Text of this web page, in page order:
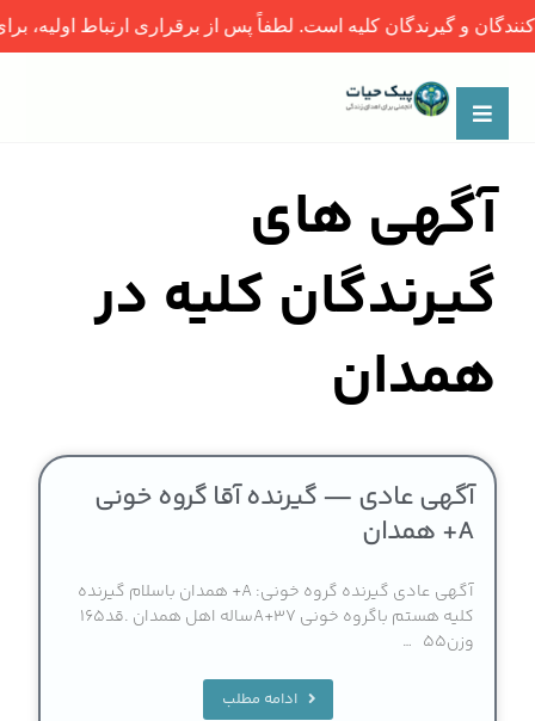
آگهی های
گیرندگان کلیه در
همدان
آگهی عادی — گیرنده آقا گروه خونی
A+ همدان
آگهی عادی گیرنده گروه خونی: A+ همدان باسلام گیرنده
کلیه هستم باگروه خونی A+۳۷ساله اهل همدان .قد۱۶۵
وزن۵۵ …
ادامه مطلب
و گیرندگان کلیه است. لطفاً پس از برقراری ارتباط